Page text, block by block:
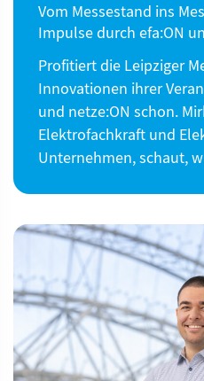
Vom Messestand ins
Impulse durch efa:ON
Profitiert die Leipziger
Innovationen ihrer
und netze:ON schon.
Elektrofachkraft und
Unternehmen, schaut,